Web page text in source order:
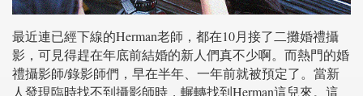
最近連已經下線的Herman老師，都在10月接了二攤婚禮攝
影，可見得趕在年底前結婚的新人們真不少啊。而熱門的婚
禮攝影師/錄影師們，早在半年、一年前就被預定了。當新
人發現臨時找不到攝影師時，輾轉找到Herman這兒來。這